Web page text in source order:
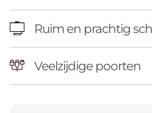
Ruim en prachtig
Veelzijdige poorten